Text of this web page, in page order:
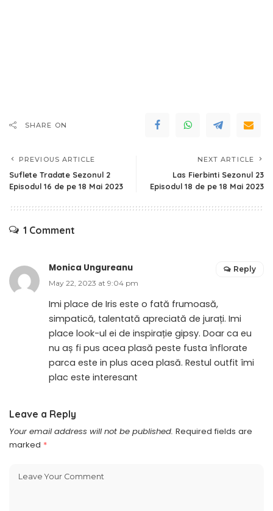
SHARE ON
PREVIOUS ARTICLE
Suflete Tradate Sezonul 2
Episodul 16 de pe 18 Mai 2023
NEXT ARTICLE
Las Fierbinti Sezonul 23
Episodul 18 de pe 18 Mai 2023
1 Comment
Monica Ungureanu
May 22, 2023 at 9:04 pm
Imi place de Iris este o fată frumoasă,
simpatică, talentată apreciată de jurați. Imi
place look-ul ei de inspirație gipsy. Doar ca eu
nu aș fi pus acea plasă peste fusta înflorate
parca este in plus acea plasă. Restul outfit îmi
plac este interesant
Reply
Leave a Reply
Your email address will not be published. Required fields are
marked *